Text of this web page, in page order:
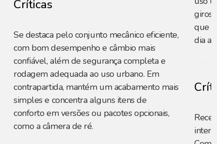
Críticas
Se destaca pelo conjunto mecânico eficiente,
com bom desempenho e câmbio mais
confiável, além de segurança completa e
rodagem adequada ao uso urbano. Em
contrapartida, mantém um acabamento mais
simples e concentra alguns itens de
conforto em versões ou pacotes opcionais,
como a câmera de ré.
giros
que
dia a